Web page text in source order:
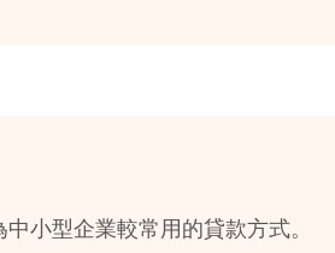
中小型企業較常用的貸款方式。